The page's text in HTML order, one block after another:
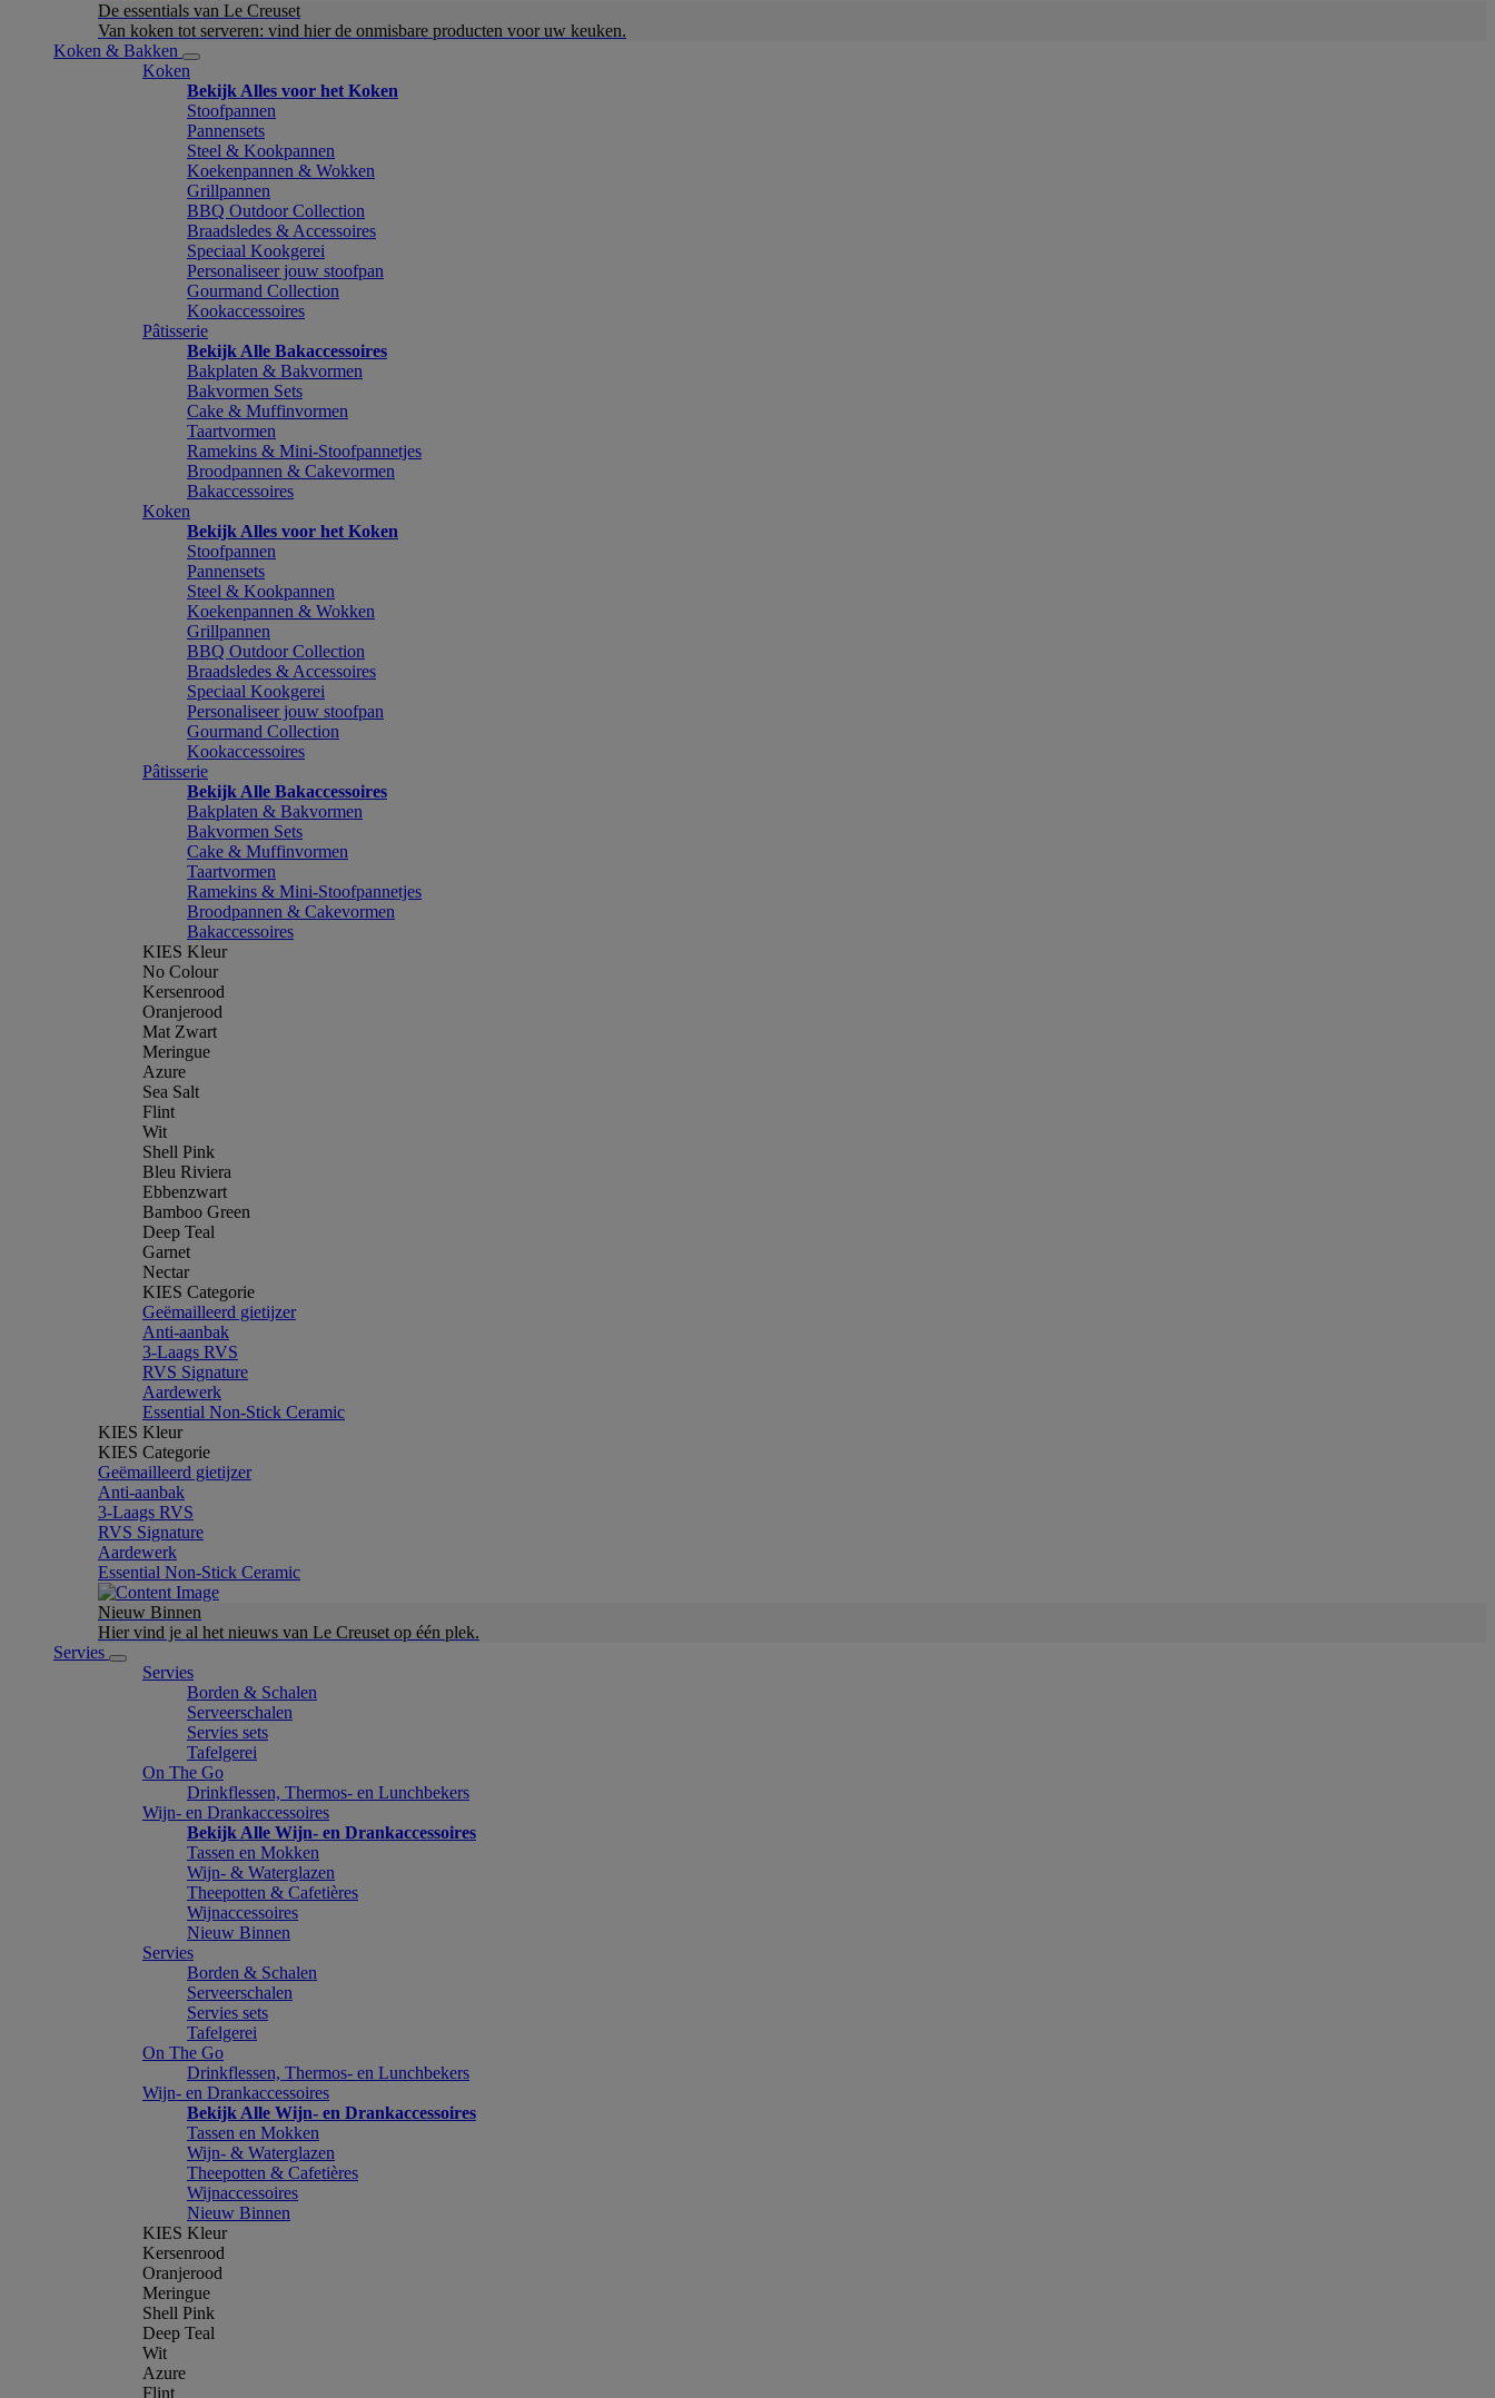
De essentials van Le Creuset
Van koken tot serveren: vind hier de onmisbare producten voor uw keuken.
Koken & Bakken
Koken
Bekijk Alles voor het Koken
Stoofpannen
Pannensets
Steel & Kookpannen
Koekenpannen & Wokken
Grillpannen
BBQ Outdoor Collection
Braadsledes & Accessoires
Speciaal Kookgerei
Personaliseer jouw stoofpan
Gourmand Collection
Kookaccessoires
Pâtisserie
Bekijk Alle Bakaccessoires
Bakplaten & Bakvormen
Bakvormen Sets
Cake & Muffinvormen
Taartvormen
Ramekins & Mini-Stoofpannetjes
Broodpannen & Cakevormen
Bakaccessoires
Koken
Bekijk Alles voor het Koken
Stoofpannen
Pannensets
Steel & Kookpannen
Koekenpannen & Wokken
Grillpannen
BBQ Outdoor Collection
Braadsledes & Accessoires
Speciaal Kookgerei
Personaliseer jouw stoofpan
Gourmand Collection
Kookaccessoires
Pâtisserie
Bekijk Alle Bakaccessoires
Bakplaten & Bakvormen
Bakvormen Sets
Cake & Muffinvormen
Taartvormen
Ramekins & Mini-Stoofpannetjes
Broodpannen & Cakevormen
Bakaccessoires
KIES Kleur
No Colour
Kersenrood
Oranjerood
Mat Zwart
Meringue
Azure
Sea Salt
Flint
Wit
Shell Pink
Bleu Riviera
Ebbenzwart
Bamboo Green
Deep Teal
Garnet
Nectar
KIES Categorie
Geëmailleerd gietijzer
Anti-aanbak
3-Laags RVS
RVS Signature
Aardewerk
Essential Non-Stick Ceramic
KIES Kleur
KIES Categorie
Geëmailleerd gietijzer
Anti-aanbak
3-Laags RVS
RVS Signature
Aardewerk
Essential Non-Stick Ceramic
Nieuw Binnen
Hier vind je al het nieuws van Le Creuset op één plek.
Servies
Servies
Borden & Schalen
Serveerschalen
Servies sets
Tafelgerei
On The Go
Drinkflessen, Thermos- en Lunchbekers
Wijn- en Drankaccessoires
Bekijk Alle Wijn- en Drankaccessoires
Tassen en Mokken
Wijn- & Waterglazen
Theepotten & Cafetières
Wijnaccessoires
Nieuw Binnen
Servies
Borden & Schalen
Serveerschalen
Servies sets
Tafelgerei
On The Go
Drinkflessen, Thermos- en Lunchbekers
Wijn- en Drankaccessoires
Bekijk Alle Wijn- en Drankaccessoires
Tassen en Mokken
Wijn- & Waterglazen
Theepotten & Cafetières
Wijnaccessoires
Nieuw Binnen
KIES Kleur
Kersenrood
Oranjerood
Meringue
Shell Pink
Deep Teal
Wit
Azure
Flint